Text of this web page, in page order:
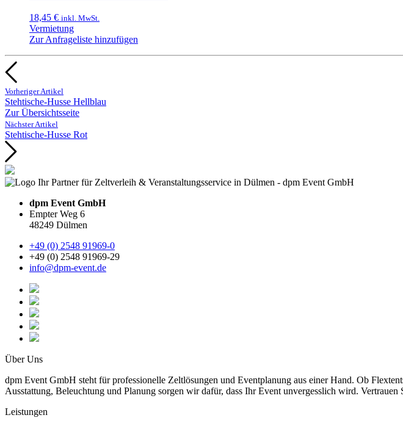
18,45 € inkl. MwSt.
Vermietung
Zur Anfrageliste hinzufügen
Vorheriger Artikel
Stehtische-Husse Hellblau
Zur Übersichtsseite
Nächster Artikel
Stehtische-Husse Rot
dpm Event GmbH
Empter Weg 6
48249 Dülmen
+49 (0) 2548 91969-0
+49 (0) 2548 91969-29
info@dpm-event.de
Über Uns
dpm Event GmbH steht für professionelle Zeltlösungen und Eventplanung aus einer Hand. Ob
Ausstattung, Beleuchtung und Planung sorgen wir dafür, dass Ihr Event unvergesslich wird.
Leistungen